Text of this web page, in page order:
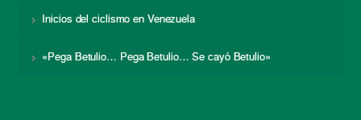
Inicios del ciclismo en Venezuela
«Pega Betulio… Pega Betulio… Se cayó Betulio»